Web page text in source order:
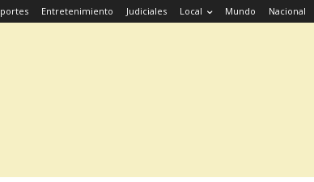
Entretenimiento Judiciales Local Mundo Nacional